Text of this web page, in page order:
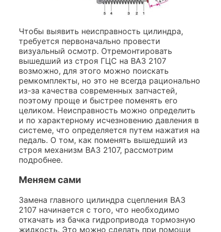
Чтобы выявить неисправность цилиндра,
требуется первоначально провести
визуальный осмотр. Отремонтировать
вышедший из строя ГЦС на ВАЗ 2107
возможно, для этого можно поискать
ремкомплекты, но это не всегда рационально
из-за качества современных запчастей,
поэтому проще и быстрее поменять его
целиком. Неисправность можно определить
и по характерному исчезновению давления в
системе, что определяется путем нажатия на
педаль. О том, как поменять вышедший из
строя механизм ВАЗ 2107, рассмотрим
подробнее.
Меняем сами
Замена главного цилиндра сцепления ВАЗ
2107 начинается с того, что необходимо
откачать из бачка гидропривода тормозную
жидкость. Это можно сделать при помощи